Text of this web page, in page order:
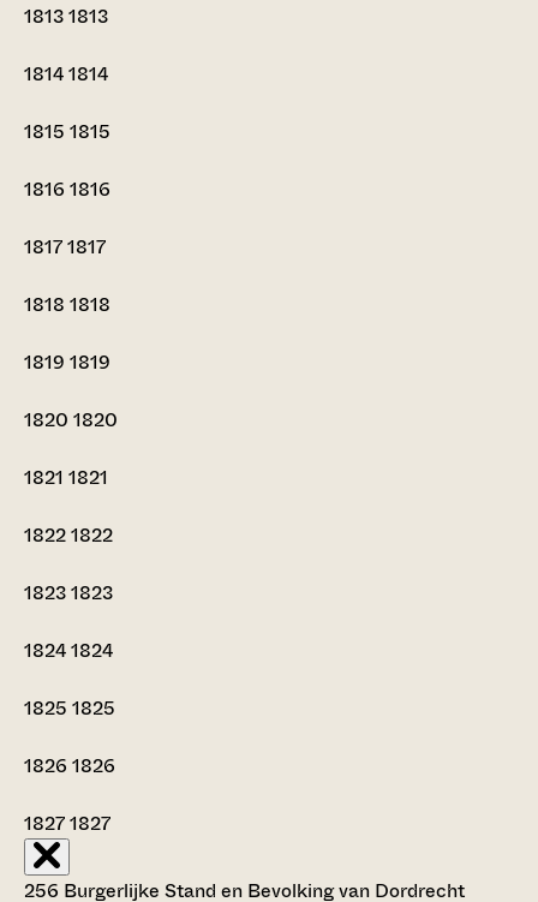
18131813
18141814
1815 1815
1816 1816
18171817
1818 1818
1819 1819
1820 1820
1821 1821
18221822
18231823
18241824
1825 1825
1826 1826
18271827
256 Burgerlijke Stand en Bevolking van Dordrecht